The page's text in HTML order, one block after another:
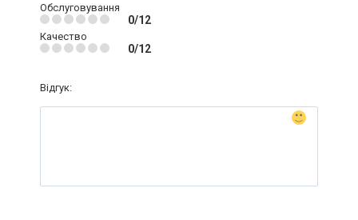
Обслуговування
0/12
Качество
0/12
Відгук: